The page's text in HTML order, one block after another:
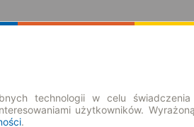
technologii w celu
użytkowników.
.